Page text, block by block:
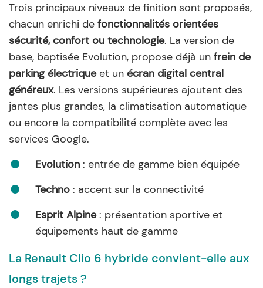
Trois principaux niveaux de finition sont proposés,
chacun enrichi de fonctionnalités orientées
sécurité, confort ou technologie. La version de
base, baptisée Evolution, propose déjà un frein de
parking électriqueet un écran digital central
généreux. Les versions supérieures ajoutent des
jantes plus grandes, la climatisation automatique
ou encore la compatibilité complète avec les
services Google.
Evolution : entrée de gamme bien équipée
Techno : accent sur la connectivité
Esprit Alpine: présentation sportive et
équipements haut de gamme
La Renault Clio 6 hybride convient-elle aux
longs trajets ?